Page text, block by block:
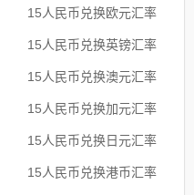
15人民币兑换欧元汇率
15人民币兑换英镑汇率
15人民币兑换澳元汇率
15人民币兑换加元汇率
15人民币兑换日元汇率
15人民币兑换港币汇率